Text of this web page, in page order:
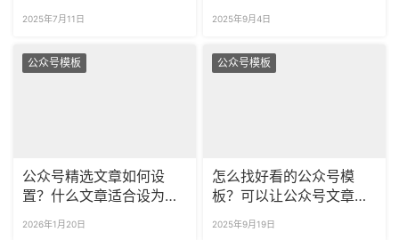
2025年7月11日 2025年9月4日
公众号模板
公众号精选文章如何设
置？什么文章适合设为精
2026年1月20日
公众号模板
怎么找好看的公众号模
板？可以让公众号文章自
2025年9月19日